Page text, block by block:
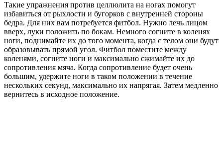
Такие упражнения против целлюлита на ногах помогут
избавиться от рыхлости и бугорков с внутренней стороны
бедра. Для них вам потребуется фитбол. Нужно лечь лицом
вверх, луки положить по бокам. Немного согните в коленях
ноги, поднимайте их до того момента, когда с телом они будут
образовывать прямой угол. Фитбол поместите между
коленями, согните ноги и максимально сжимайте их до
сопротивления мяча. Когда сопротивление будет очень
большим, удержите ноги в таком положении в течение
нескольких секунд, максимально их напрягая. Затем медленно
вернитесь в исходное положение.